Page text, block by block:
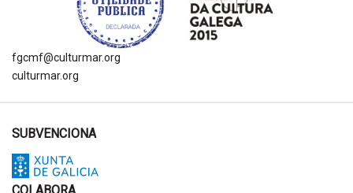
fgcmf@culturmar.org
culturmar.org
SUBVENCIONA